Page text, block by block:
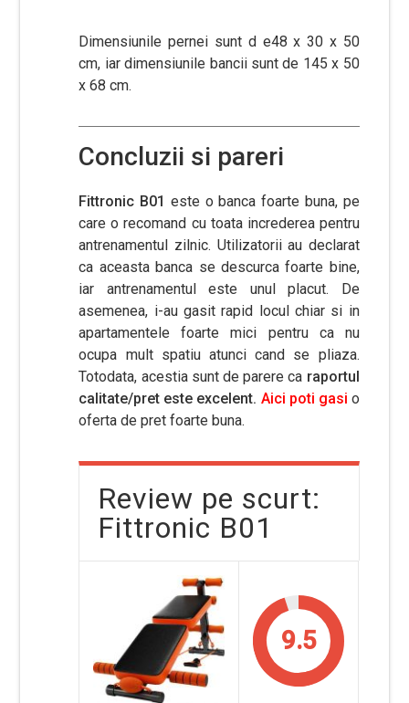
Dimensiunile pernei sunt d e48 x 30 x 50
cm, iar dimensiunile bancii sunt de 145 x 50
x 68 cm.
Concluzii si pareri
Fittronic B01 este o banca foarte buna, pe
care o recomand cu toata increderea pentru
antrenamentul zilnic. Utilizatorii au declarat
ca aceasta banca se descurca foarte bine,
iar antrenamentul este unul placut. De
asemenea, i-au gasit rapid locul chiar si in
apartamentele foarte mici pentru ca nu
ocupa mult spatiu atunci cand se pliaza.
Totodata, acestia sunt de parere ca raportul
calitate/pret este excelent. Aici poti gasi o
oferta de pret foarte buna.
Review pe scurt:
Fittronic B01
9.5